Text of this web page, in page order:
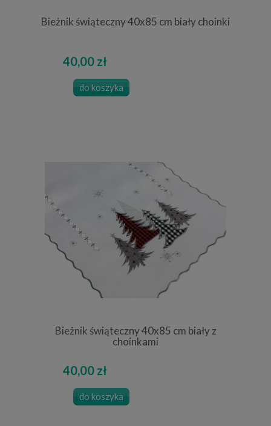
Bieżnik świąteczny 40x85 cm biały choinki
40,00 zł
do koszyka
Bieżnik świąteczny 40x85 cm biały z
choinkami
40,00 zł
do koszyka